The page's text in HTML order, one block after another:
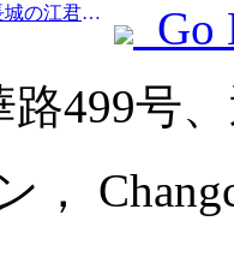
Prev:北京市平谷区の万里の長城の江君関区間は、早ければ2026年末にも一般公開される予定だ。
Go
499号
，